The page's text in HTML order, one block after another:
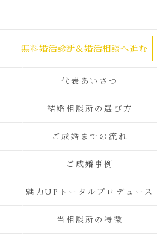
無料婚活診断＆婚活相談へ進む
代表あいさつ
結婚相談所の選び方
ご成婚までの流れ
ご成婚事例
魅力UPトータルプロデュース
当相談所の特徴